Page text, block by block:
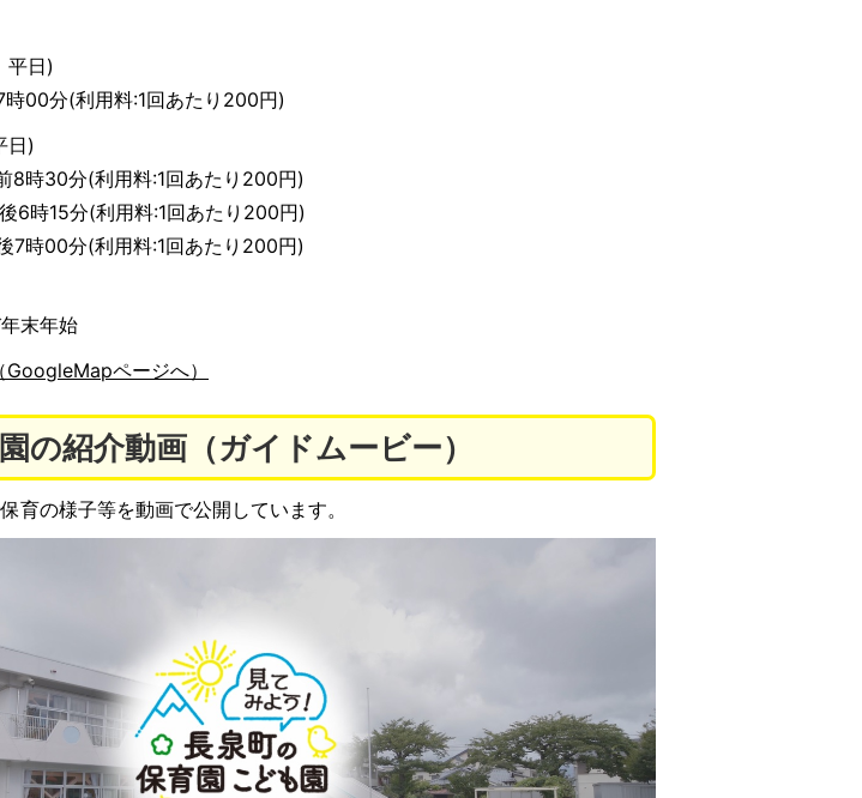
平日)
00分(利用料:1回あたり200円)
日)
8時30分(利用料:1回あたり200円)
6時15分(利用料:1回あたり200円)
7時00分(利用料:1回あたり200円)
末年始
ページへ）
園の紹介動画（ガイドムービー）
育の様子等を動画で公開しています。